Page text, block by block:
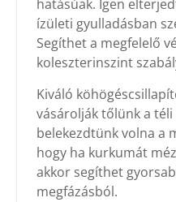
hatásúak. Igen
ízületi gyulladásban
Segíthet a megfelelő
koleszterinszint
Kiváló
vásárolják tőlünk a
belekezdtünk volna a
hogy ha kurkumát
akkor segíthet
megfázásból.